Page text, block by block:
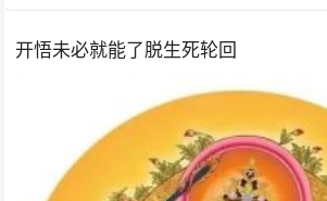
开悟未必就能了脱生死轮回